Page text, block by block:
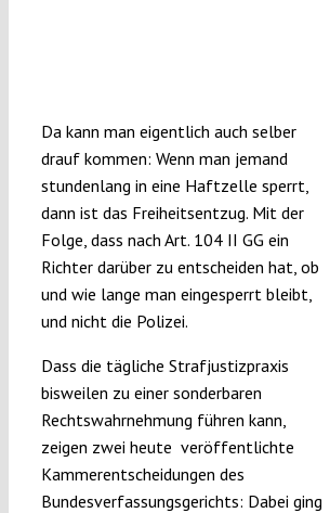
Da kann man eigentlich auch selber
drauf kommen: Wenn man jemand
stundenlang in eine Haftzelle sperrt,
dann ist das Freiheitsentzug. Mit der
Folge, dass nach Art. 104 II GG ein
Richter darüber zu entscheiden hat, ob
und wie lange man eingesperrt bleibt,
und nicht die Polizei.
Dass die tägliche Strafjustizpraxis
bisweilen zu einer sonderbaren
Rechtswahrnehmung führen kann,
zeigen zwei heute veröffentlichte
Kammerentscheidungen des
Bundesverfassungsgerichts: Dabei ging